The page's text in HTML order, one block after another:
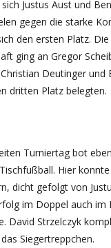
Justus Aust und
gegen die starke
den ersten Platz. Die
ging an Gregor
Deutinger und
dritten Platz belegten.
Turniertag bot
Hier
dicht gefolgt von
im Doppel auch im
David Strzelczyk
Siegertreppchen.